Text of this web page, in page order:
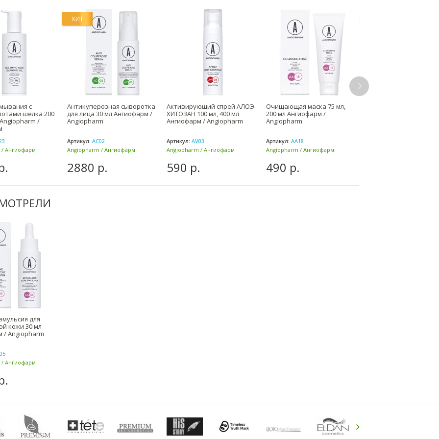
с
шелка 200
/
Ангиофарм
ХИТ
Антикуперозная сыворотка
для лица 30 мл Ангиофарм /
Angiopharm
Артикул: AC02
Angiopharm / Ангиофарм
2880 р.
Активирующий спрей АЛОЭ-
ХИТОЗАН 100 мл, 400 мл
Ангиофарм / Angiopharm
Артикул: AV03
Angiopharm / Ангиофарм
590 р.
Очищающая маска 75 мл,
200 мл Ангиофарм /
Angiopharm
Артикул: AA18
Angiopharm / Ангиофарм
490 р.
для
кожи 30 мл
/ Angiopharm
Ангиофарм